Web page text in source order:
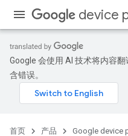
device
Google 会使用 AI 技术将内容
含错误。
首页 产品 Google device